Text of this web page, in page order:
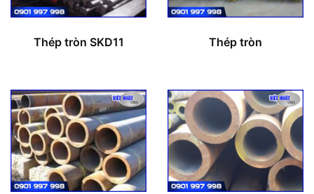
Thép tròn SKD11 Thép tròn